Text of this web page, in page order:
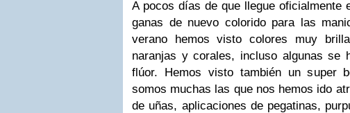
A pocos días de que llegue oficialmente
ganas de nuevo colorido para las
verano hemos visto colores muy
naranjas y corales, incluso algunas se
flúor. Hemos visto también un super
somos muchas las que nos hemos ido
de uñas, aplicaciones de pegatinas,